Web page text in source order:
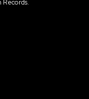
Records.